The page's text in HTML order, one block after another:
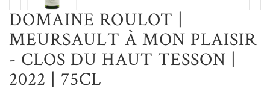
DOMAINE ROULOT |
MEURSAULT À MON PLAISIR
- CLOS DU HAUT TESSON |
2022 | 75CL